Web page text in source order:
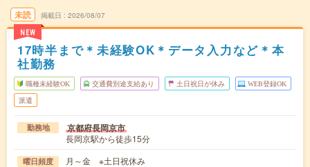
未読
NEW
掲載日 2026/08/07
17時半まで＊未経験OK＊データ入力など＊本
社勤務
職種未経験OK 交通費別途支給あり 土日祝日が休み WEB登録OK
派遣
勤務地 京都府長岡京市
長岡京駅から徒歩15分
曜日頻度 月～金 ※土日祝休み